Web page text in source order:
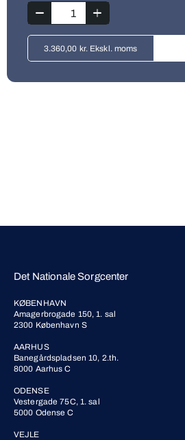
3.360,00 kr. Ekskl. moms
Det Nationale Sorgcenter
KØBENHAVN
Amagerbrogade 150, 1. sal
2300 København S
AARHUS
Banegårdspladsen 10, 2.th.
8000 Aarhus C
ODENSE
Vestergade 75C, 1. sal
5000 Odense C
VEJLE